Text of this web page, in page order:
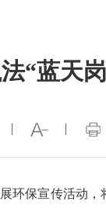
“蓝天
环保宣传活动